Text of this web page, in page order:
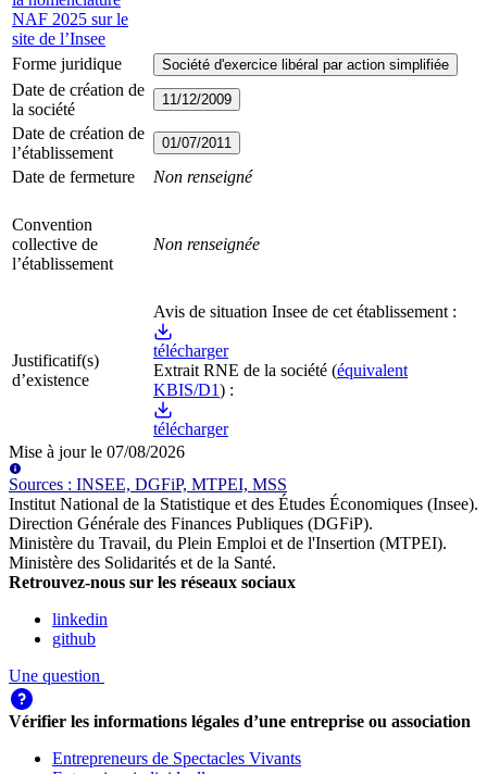
NAF 2025 sur le
site de l’Insee
Forme juridique Société d'exercice libéral par action simplifiée
Date de création de
la société
11/12/2009
Date de création de
l’établissement
01/07/2011
Date de fermeture Non renseigné
Convention
collective de
l’établissement
Non renseignée
Justificatif(s)
d’existence
Avis de situation Insee de cet établissement :
télécharger
Extrait RNE de la société (équivalent
KBIS/D1) :
télécharger
Mise à jour le 07/08/2026
Sources : INSEE, DGFiP, MTPEI, MSS
Institut National de la Statistique et des Études Économiques (Insee).
Direction Générale des Finances Publiques (DGFiP).
Ministère du Travail, du Plein Emploi et de l'Insertion (MTPEI).
Ministère des Solidarités et de la Santé.
Retrouvez-nous sur les réseaux sociaux
linkedin
github
Une question
Vérifier les informations légales d’une entreprise ou association
Entrepreneurs de Spectacles Vivants